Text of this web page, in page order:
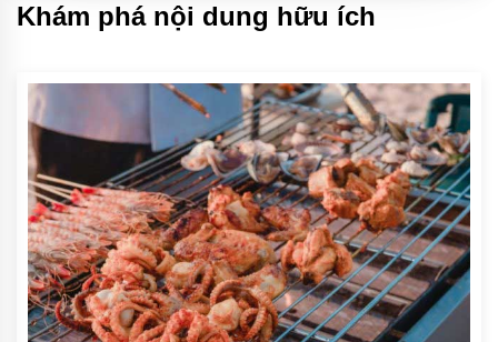
Khám phá nội dung hữu ích